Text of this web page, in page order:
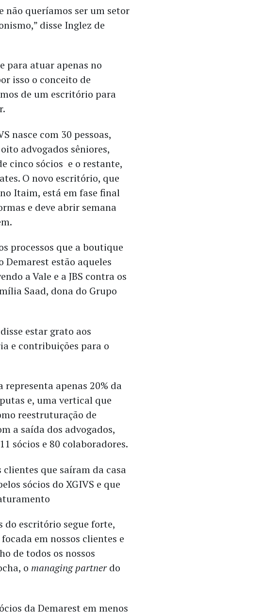
não queríamos ser um setor
disse Inglez de
para atuar apenas no
isso o conceito de
de um escritório para
nasce com 30 pessoas,
advogados sêniores,
cinco sócios e o restante,
O novo escritório, que
Itaim, está em fase final
e deve abrir semana
processos que a boutique
Demarest estão aqueles
a Vale e a JBS contra os
Saad, dona do Grupo
estar grato aos
e contribuições para o
representa apenas 20% da
e, uma vertical que
reestruturação de
a saída dos advogados,
sócios e 80 colaboradores.
que saíram da casa
sócios do XGIVS e que
do escritório segue forte,
em nossos clientes e
de todos os nossos
o managing partnerdo
da Demarest em menos